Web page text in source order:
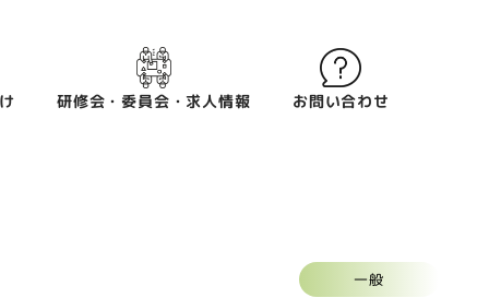
研修会・委員会・求人情報 お問い合わせ
一般